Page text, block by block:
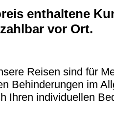
enthaltene
vor Ort.
Reisen sind für
Behinderungen im
Ihren individuellen